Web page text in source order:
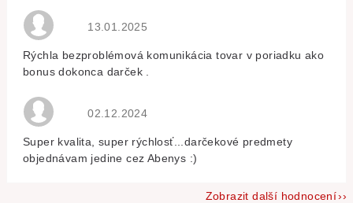
Hodnocení obchodu je 5 z 5 hvězdiček.
13.01.2025
Rýchla bezproblémová komunikácia tovar v poriadku ako
bonus dokonca darček .
Hodnocení obchodu je 5 z 5 hvězdiček.
02.12.2024
Super kvalita, super rýchlosť...darčekové predmety
objednávam jedine cez Abenys :)
Zobrazit další hodnocení